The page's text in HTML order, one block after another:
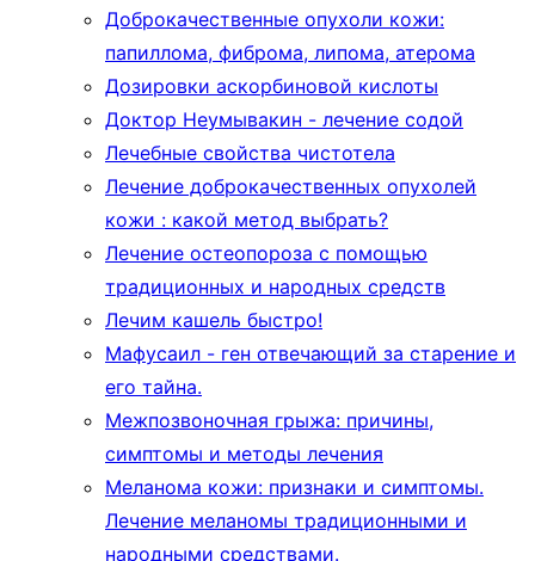
Доброкачественные опухоли кожи:
папиллома, фиброма, липома, атерома
Дозировки аскорбиновой кислоты
Доктор Неумывакин - лечение содой
Лечебные свойства чистотела
Лечение доброкачественных опухолей
кожи : какой метод выбрать?
Лечение остеопороза с помощью
традиционных и народных средств
Лечим кашель быстро!
Мафусаил - ген отвечающий за старение и
его тайна.
Межпозвоночная грыжа: причины,
симптомы и методы лечения
Меланома кожи: признаки и симптомы.
Лечение меланомы традиционными и
народными средствами.